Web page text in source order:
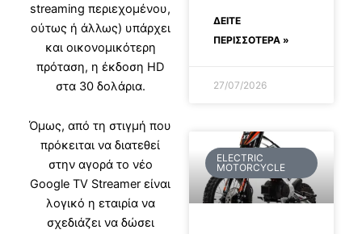
streaming περιεχομένου,
ούτως ή άλλως) υπάρχει
και οικονομικότερη
πρόταση, η έκδοση HD
στα 30 δολάρια.
Όμως, από τη στιγμή που
πρόκειται να διατεθεί
στην αγορά το νέο
Google TV Streamer είναι
λογικό η εταιρία να
σχεδιάζει να δώσει
ΔΕΊΤΕ
ΠΕΡΙΣΣΟΤΕΡΑ »
27/07/2026
ELECTRIC
MOTORCYCLE